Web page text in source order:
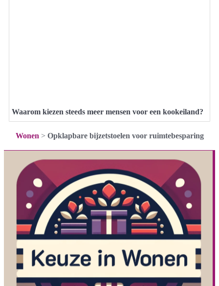
Waarom kiezen steeds meer mensen voor een kookeiland?
Wonen > Opklapbare bijzetstoelen voor ruimtebesparing